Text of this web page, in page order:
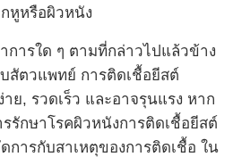
หูหรือผิวหนัง
ารใด ๆ ตามที่กล่าวไปแล้วข้าง
ตวแพทย์ การติดเชื้อยีสต์
ย, รวดเร็ว และอาจรุนแรง หาก
รักษาโรคผิวหนังการติดเชื้อยีสต์
ารกับสาเหตุของการติดเชื้อ ใน